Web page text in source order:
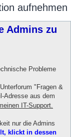
aufnehmen
Admins zu
Probleme
"Fragen &
Adresse aus dem
IT-Support.
nur die Admins
klickt in dessen